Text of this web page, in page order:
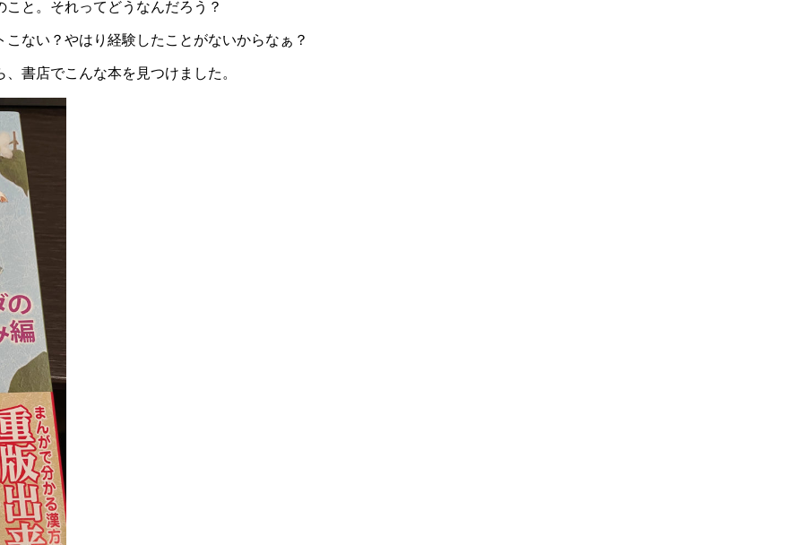
と。それってどうなんだろう？
ない？やはり経験したことがないからなぁ？
書店でこんな本を見つけました。